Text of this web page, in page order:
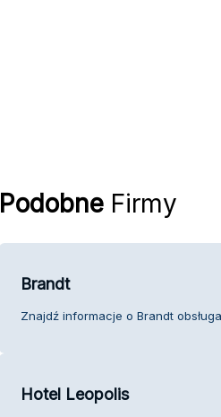
PodobneFirmy
Brandt
Znajdź informacje o Brandt
Hotel Leopolis